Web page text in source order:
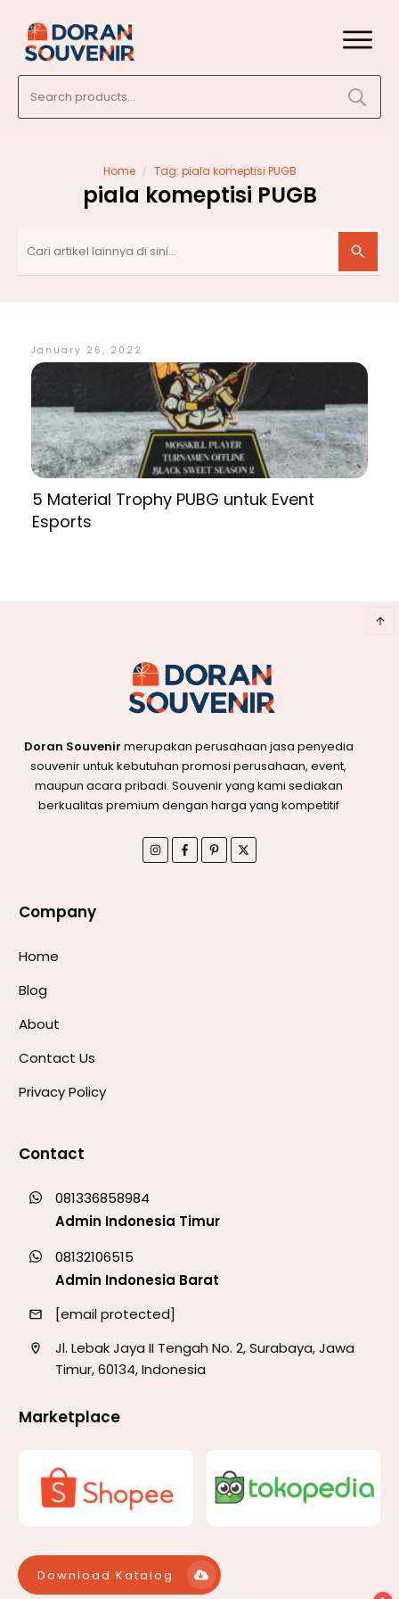
for:
Home / Tag: piala komeptisi PUGB
piala komeptisi PUGB
January 26, 2022
5 Material Trophy PUBG untuk Event
Esports
Doran Souvenir merupakan perusahaan jasa penyedia
souvenir untuk kebutuhan promosi perusahaan, event,
maupun acara pribadi. Souvenir yang kami sediakan
berkualitas premium dengan harga yang kompetitif
Company
Home
Blog
About
Contact Us
Privacy Policy
Contact
081336858984
Admin Indonesia Timur
08132106515
Admin Indonesia Barat
[email protected]
Jl. Lebak Jaya II Tengah No. 2, Surabaya, Jawa
Timur, 60134, Indonesia
Marketplace
Download Katalog